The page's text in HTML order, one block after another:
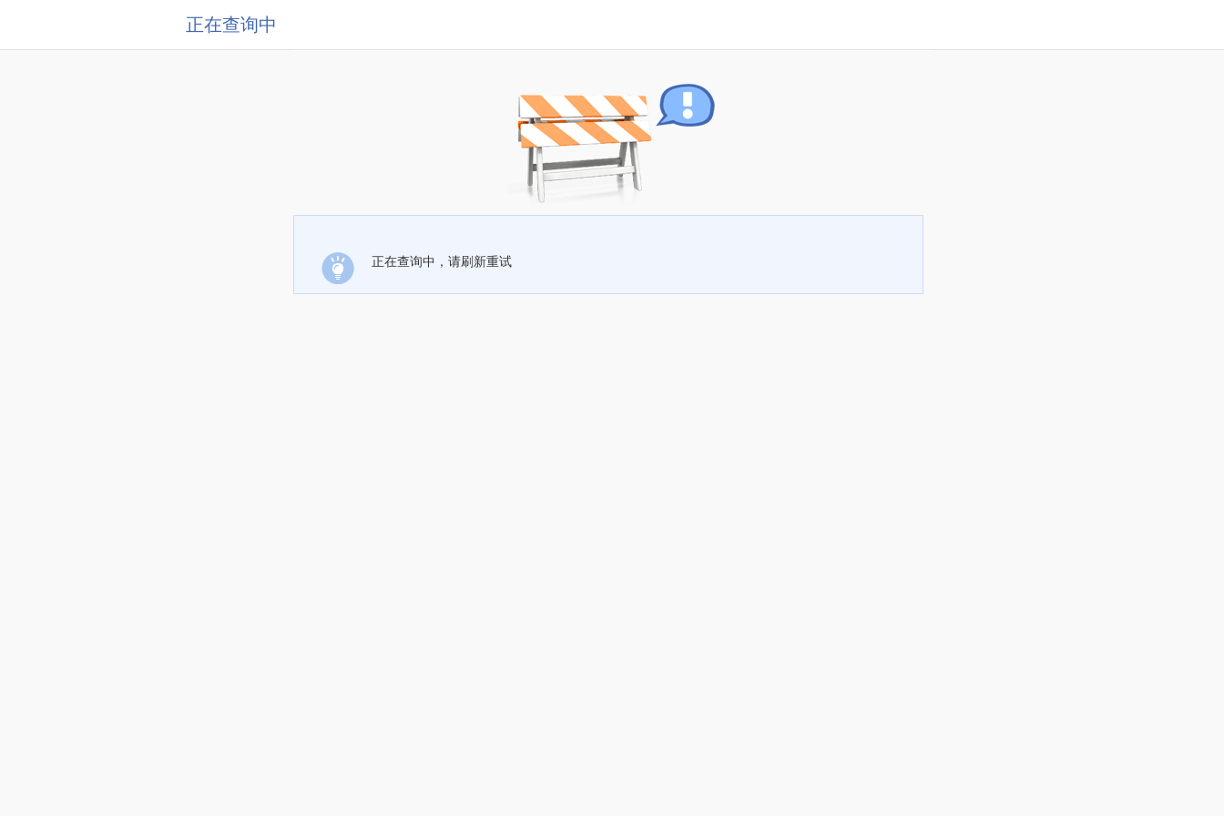
正在查询中
正在查询中，请刷新重试